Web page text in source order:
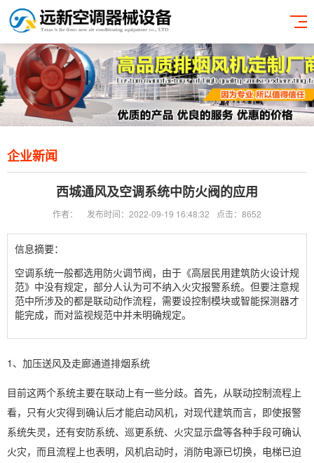
企业新闻
西城通风及空调系统中防火阀的应用
作者： 发布时间：2022-09-19 16:48:32 点击：8652
信息摘要：
空调系统一般都选用防火调节阀，由于《高层民用建筑防火设计规
范》中没有规定，部分人认为可不纳入火灾报警系统。但要注意规
范中所涉及的都是联动动作流程，需要设控制模块或智能探测器才
能完成，而对监视规范中并未明确规定。
1、加压送风及走廊通道排烟系统
目前这两个系统主要在联动上有一些分歧。首先，从联动控制流程上
看，只有火灾得到确认后才能启动风机，对现代建筑而言，即使报警
系统失灵，还有安防系统、巡更系统、火灾显示盘等各种手段可确认
火灾，而且流程上也表明，风机启动时，消防电源已切换，电梯已迫